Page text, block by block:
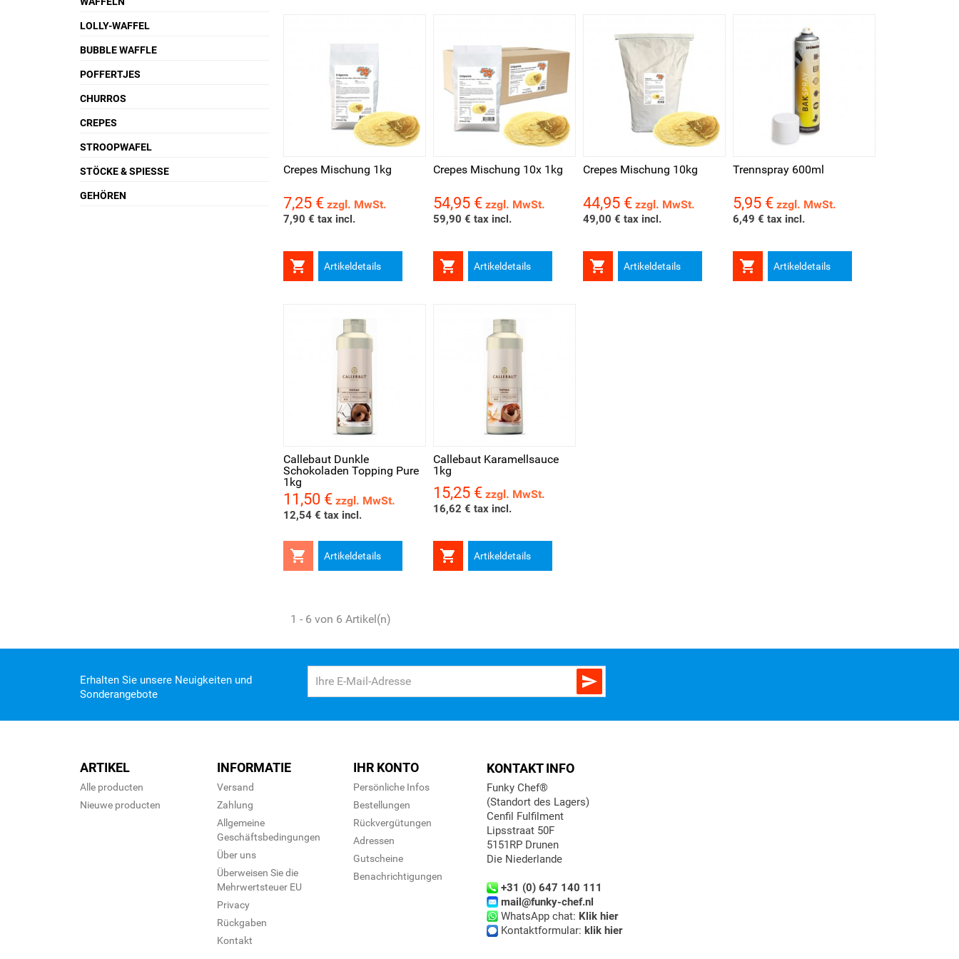
LOLLY-WAFFEL
BUBBLE WAFFLE
POFFERTJES
CHURROS
CREPES
STROOPWAFEL
STÖCKE & SPIESSE
GEHÖREN
Crepes Mischung 1kg
Preis
7,25 € zzgl. MwSt.
7,90 € tax incl.
 Artikeldetails
Crepes Mischung 10x 1kg
Preis
54,95 € zzgl. MwSt.
59,90 € tax incl.
 Artikeldetails
Crepes Mischung 10kg
Preis
44,95 € zzgl. MwSt.
49,00 € tax incl.
 Artikeldetails
Trennspray 600ml
Preis
5,95 € zzgl. MwSt.
6,49 € tax incl.
 Artikeldetails
Callebaut Dunkle
Schokoladen Topping Pure
1kg
Preis
11,50 € zzgl. MwSt.
12,54 € tax incl.
 Artikeldetails
Vorschau
Callebaut Karamellsauce
1kg
Preis
15,25 € zzgl. MwSt.
16,62 € tax incl.
 Artikeldetails
1 - 6 von 6 Artikel(n)
Erhalten Sie unsere Neuigkeiten und
Sonderangebote

ARTIKEL
Alle producten
Nieuwe producten
INFORMATIE
Versand
Zahlung
Allgemeine
Geschäftsbedingungen
Über uns
Überweisen Sie die
Mehrwertsteuer EU
Privacy
Rückgaben
Kontakt
IHR KONTO
Persönliche Infos
Bestellungen
Rückvergütungen
Adressen
Gutscheine
Benachrichtigungen
KONTAKT INFO
Funky Chef®
(Standort des Lagers)
Cenfil Fulfilment
Lipsstraat 50F
5151RP Drunen
Die Niederlande
+31 (0) 647 140 111
mail@funky-chef.nl
WhatsApp chat: Klik hier
Kontaktformular: klik hier